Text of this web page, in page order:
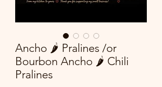
Ancho 🌶️ Pralines /or
Bourbon Ancho 🌶️ Chili
Pralines